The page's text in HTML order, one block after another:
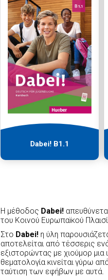
Dabei! Β1.1
Η μέθοδος Dabei!
του Κοινού Ευρωπαїκού
Στο Dabei!η ύλη
αποτελείται από τέσσερις
εξιστορώντας με χιούμορ
θεματολογία κινείται γύρω
ταύτιση των εφήβων με αυτά.